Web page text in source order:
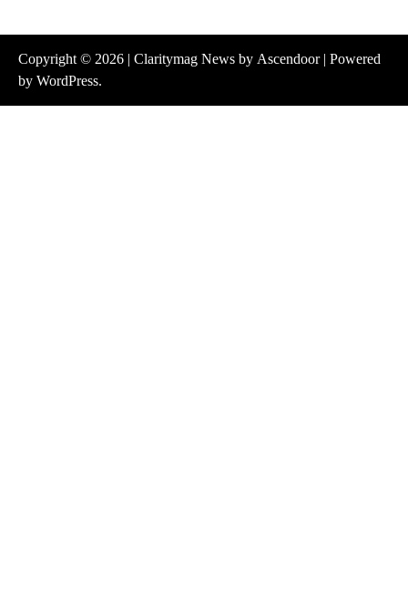
Copyright © 2026 | Claritymag News by Ascendoor| Powered
by WordPress.